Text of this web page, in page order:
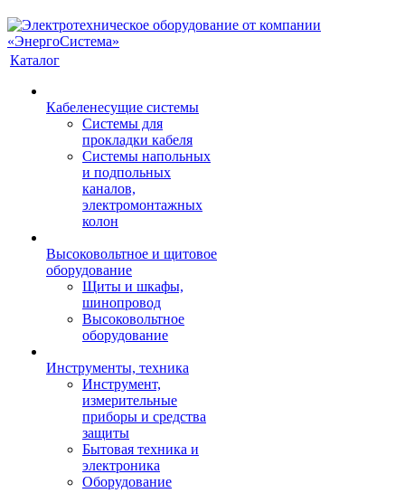
Каталог
Кабеленесущие системы
Системы для
прокладки кабеля
Системы напольных
и подпольных
каналов,
электромонтажных
колон
Высоковольтное и щитовое
оборудование
Щиты и шкафы,
шинопровод
Высоковольтное
оборудование
Инструменты, техника
Инструмент,
измерительные
приборы и средства
защиты
Бытовая техника и
электроника
Оборудование